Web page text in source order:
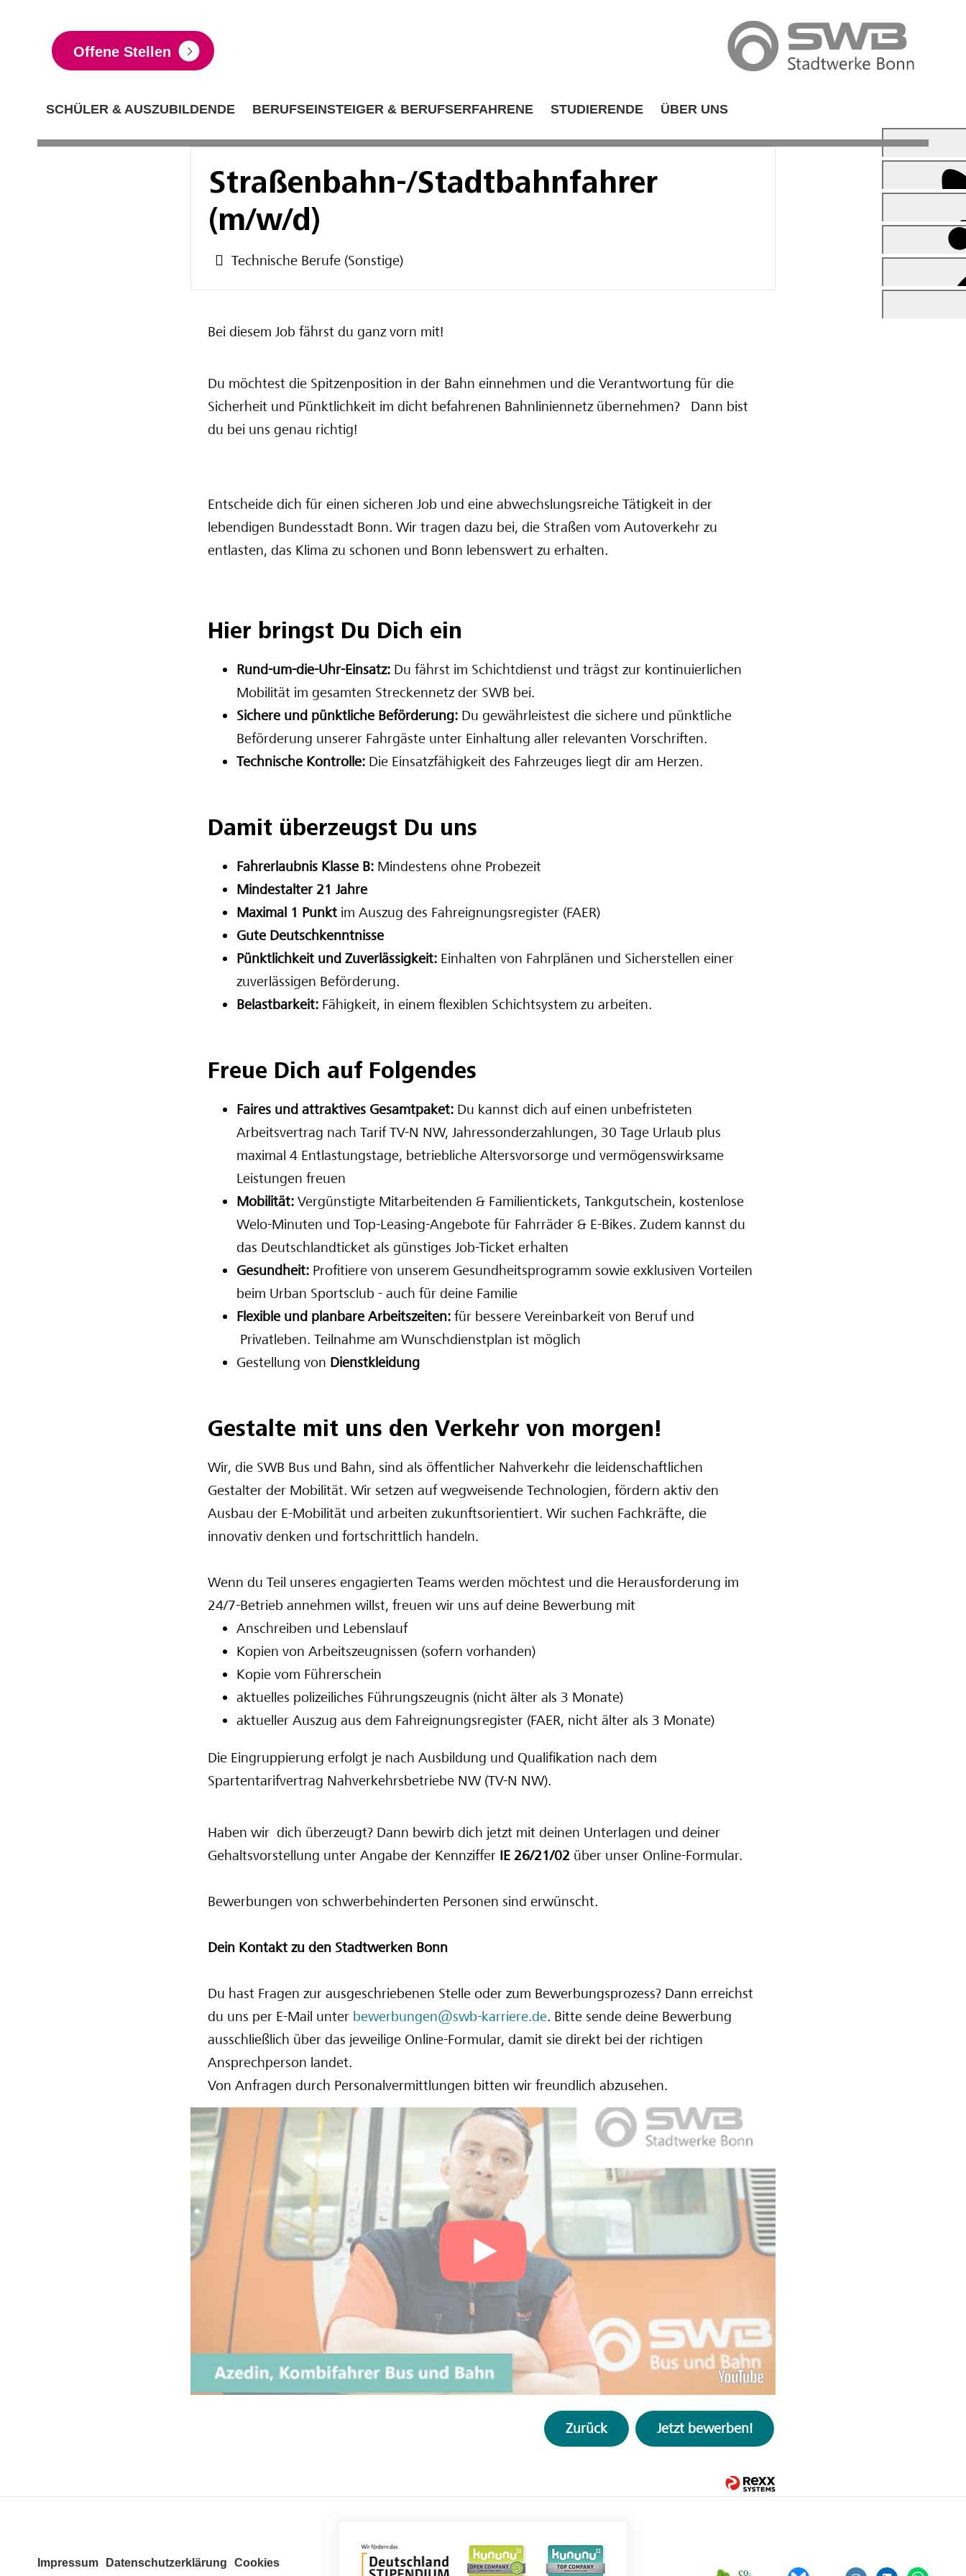
Offene Stellen
SCHÜLER & AUSZUBILDENDE BERUFSEINSTEIGER & BERUFSERFAHRENE STUDIERENDE ÜBER UNS
Straßenbahn-/Stadtbahnfahrer
(m/w/d)
Technische Berufe (Sonstige)
Bei diesem Job fährst du ganz vorn mit!
Du möchtest die Spitzenposition in der Bahn einnehmen und die Verantwortung für die
Sicherheit und Pünktlichkeit im dicht befahrenen Bahnliniennetz übernehmen? Dann bist
du bei uns genau richtig!
Entscheide dich für einen sicheren Job und eine abwechslungsreiche Tätigkeit in der
lebendigen Bundesstadt Bonn. Wir tragen dazu bei, die Straßen vom Autoverkehr zu
entlasten, das Klima zu schonen und Bonn lebenswert zu erhalten.
Hier bringst Du Dich ein
Rund-um-die-Uhr-Einsatz: Du fährst im Schichtdienst und trägst zur kontinuierlichen
Mobilität im gesamten Streckennetz der SWB bei.
Sichere und pünktliche Beförderung: Du gewährleistest die sichere und pünktliche
Beförderung unserer Fahrgäste unter Einhaltung aller relevanten Vorschriften.
Technische Kontrolle: Die Einsatzfähigkeit des Fahrzeuges liegt dir am Herzen.
Damit überzeugst Du uns
Fahrerlaubnis Klasse B: Mindestens ohne Probezeit
Mindestalter 21 Jahre
Maximal 1 Punkt im Auszug des Fahreignungsregister (FAER)
Gute Deutschkenntnisse
Pünktlichkeit und Zuverlässigkeit: Einhalten von Fahrplänen und Sicherstellen einer
zuverlässigen Beförderung.
Belastbarkeit: Fähigkeit, in einem flexiblen Schichtsystem zu arbeiten.
Freue Dich auf Folgendes
Faires und attraktives Gesamtpaket: Du kannst dich auf einen unbefristeten
Arbeitsvertrag nach Tarif TV-N NW, Jahressonderzahlungen, 30 Tage Urlaub plus
maximal 4 Entlastungstage, betriebliche Altersvorsorge und vermögenswirksame
Leistungen freuen
Mobilität: Vergünstigte Mitarbeitenden & Familientickets, Tankgutschein, kostenlose
Welo-Minuten und Top-Leasing-Angebote für Fahrräder & E-Bikes. Zudem kannst du
das Deutschlandticket als günstiges Job-Ticket erhalten
Gesundheit: Profitiere von unserem Gesundheitsprogramm sowie exklusiven Vorteilen
beim Urban Sportsclub - auch für deine Familie
Flexible und planbare Arbeitszeiten: für bessere Vereinbarkeit von Beruf und
Privatleben. Teilnahme am Wunschdienstplan ist möglich
Gestellung von Dienstkleidung
Gestalte mit uns den Verkehr von morgen!
Wir, die SWB Bus und Bahn, sind als öffentlicher Nahverkehr die leidenschaftlichen
Gestalter der Mobilität. Wir setzen auf wegweisende Technologien, fördern aktiv den
Ausbau der E-Mobilität und arbeiten zukunftsorientiert. Wir suchen Fachkräfte, die
innovativ denken und fortschrittlich handeln.
Wenn du Teil unseres engagierten Teams werden möchtest und die Herausforderung im
24/7-Betrieb annehmen willst, freuen wir uns auf deine Bewerbung mit
Anschreiben und Lebenslauf
Kopien von Arbeitszeugnissen (sofern vorhanden)
Kopie vom Führerschein
aktuelles polizeiliches Führungszeugnis (nicht älter als 3 Monate)
aktueller Auszug aus dem Fahreignungsregister (FAER, nicht älter als 3 Monate)
Die Eingruppierung erfolgt je nach Ausbildung und Qualifikation nach dem
Spartentarifvertrag Nahverkehrsbetriebe NW (TV-N NW).
Haben wir dich überzeugt? Dann bewirb dich jetzt mit deinen Unterlagen und deiner
Gehaltsvorstellung unter Angabe der Kennziffer IE 26/21/02 über unser Online-Formular.
Bewerbungen von schwerbehinderten Personen sind erwünscht.
Dein Kontakt zu den Stadtwerken Bonn
Du hast Fragen zur ausgeschriebenen Stelle oder zum Bewerbungsprozess? Dann erreichst
du uns per E-Mail unter bewerbungen@swb-karriere.de. Bitte sende deine Bewerbung
ausschließlich über das jeweilige Online-Formular, damit sie direkt bei der richtigen
Ansprechperson landet.
Von Anfragen durch Personalvermittlungen bitten wir freundlich abzusehen.
Zurück Jetzt bewerben!
Impressum Datenschutzerklärung Cookies